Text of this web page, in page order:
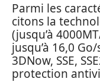
Parmi les
citons la
(jusqu’à
jusqu’à 16,0
3DNow, SSE,
protection